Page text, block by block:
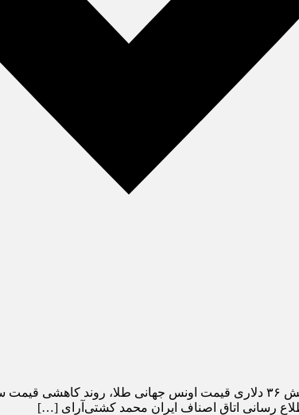
بررسی آخرین معاملات در بازار سکه و طلا نشان می‌دهد علیرغم افزایش ٣۶
رسانی اتاق اصناف ایران محمد کشتی‌آرای […]